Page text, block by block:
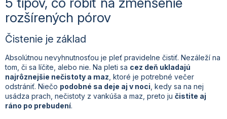
rozšírených pórov
Čistenie je základ
Absolútnou nevyhnutnosťou je pleť pravidelne čistiť. Nezáleží na
tom, či sa líčite, alebo nie. Na pleti sa cez deň ukladajú
najrôznejšie nečistoty a maz , ktoré je potrebné večer
odstrániť. Niečo podobné sa deje aj v noci , kedy sa na nej
usádza prach, nečistoty z vankúša a maz, preto ju čistite aj
ráno po prebudení.